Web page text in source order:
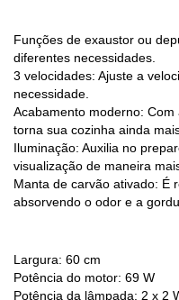
Funções de exaustor ou
diferentes necessidades.
3 velocidades: Ajuste a
necessidade.
Acabamento moderno:
torna sua cozinha ainda
Iluminação: Auxilia no
visualização de maneira
Manta de carvão ativado: É
absorvendo o odor e a
Largura: 60 cm
Potência do motor: 69 W
Potência da lâmpada: 2 x 2